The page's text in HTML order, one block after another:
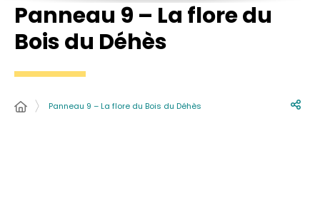
Panneau 9 – La flore du
Bois du Déhès
Panneau 9 – La flore du Bois du Déhès